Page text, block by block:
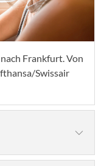
Frankfurt. Von
Swissair